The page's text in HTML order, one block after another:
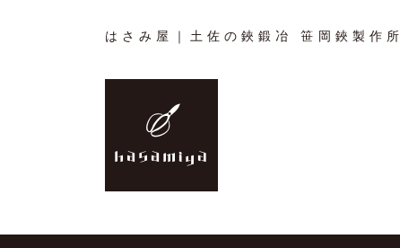
はさみ屋｜土佐の鋏鍛冶 笹岡鋏製作所